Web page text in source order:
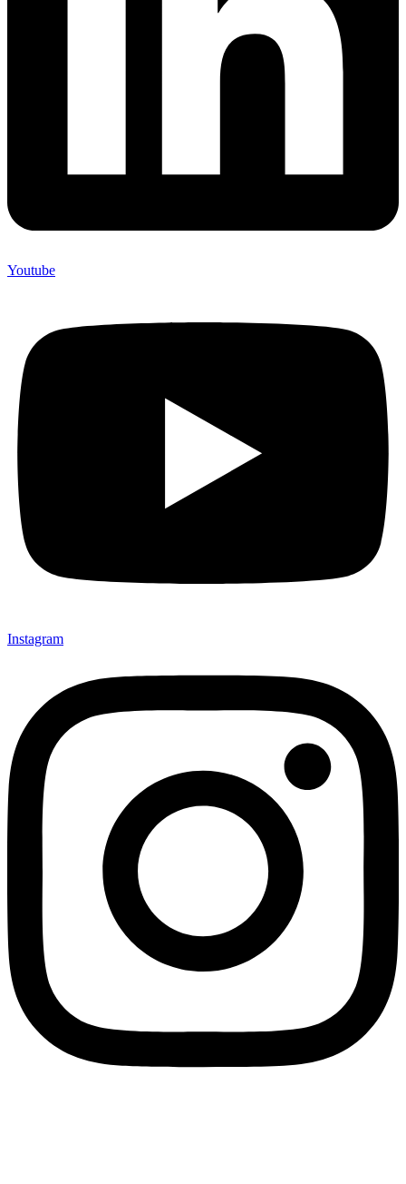
Youtube
Instagram